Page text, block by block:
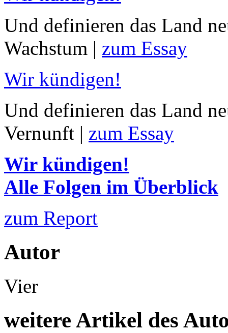
Und definieren das Land
Wachstum | zum Essay
Wir kündigen!
Und definieren das Land
Vernunft | zum Essay
Wir kündigen!
Alle Folgen im Überblick
zum Report
Autor
Vier
weitere Artikel des